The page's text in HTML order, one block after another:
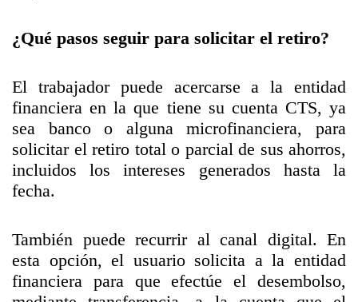
¿Qué pasos seguir para solicitar el retiro?
El trabajador puede acercarse a la entidad
financiera en la que tiene su cuenta CTS, ya
sea banco o alguna microfinanciera, para
solicitar el retiro total o parcial de sus ahorros,
incluidos los intereses generados hasta la
fecha.
También puede recurrir al canal digital. En
esta opción, el usuario solicita a la entidad
financiera para que efectúe el desembolso,